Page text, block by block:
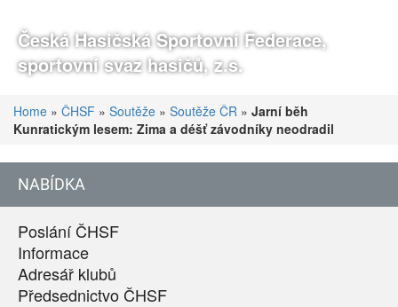
Česká Hasičská Sportovní Federace,
sportovní svaz hasičů, z.s.
Home » ČHSF » Soutěže » Soutěže ČR » Jarní běh
Kunratickým lesem: Zima a déšť závodníky neodradil
NABÍDKA
Poslání ČHSF
Informace
Adresář klubů
Předsednictvo ČHSF